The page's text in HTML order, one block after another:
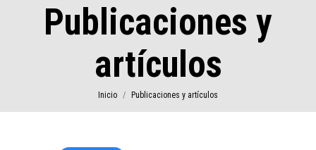
Publicaciones y
artículos
Estás aquí:
Inicio Publicaciones y artículos